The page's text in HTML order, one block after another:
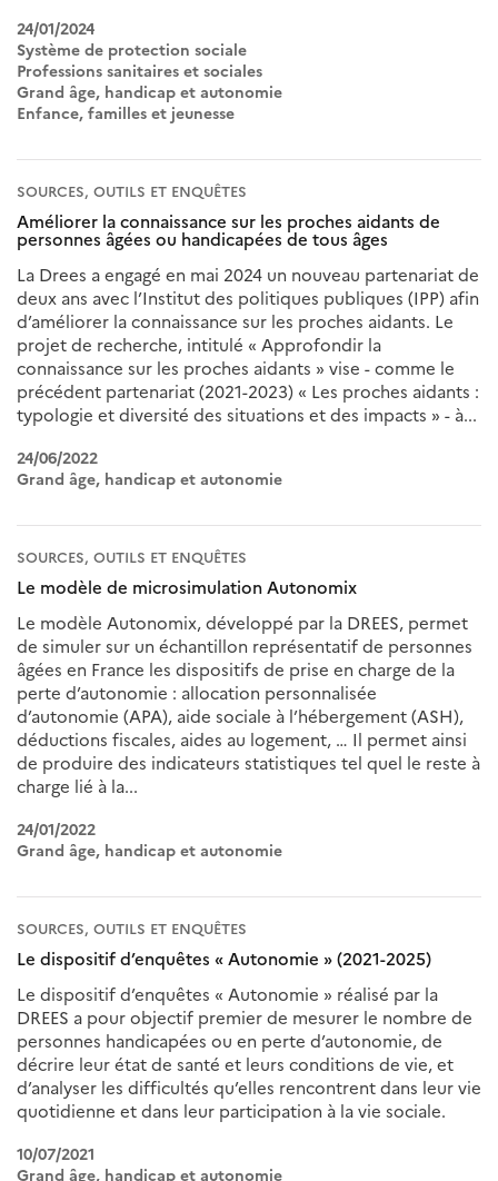
24/01/2024
Système de protection sociale
Professions sanitaires et sociales
Grand âge, handicap et autonomie
Enfance, familles et jeunesse
SOURCES, OUTILS ET ENQUÊTES
Améliorer la connaissance sur les proches aidants de
personnes âgées ou handicapées de tous âges
La Drees a engagé en mai 2024 un nouveau partenariat de
deux ans avec l’Institut des politiques publiques (IPP) afin
d’améliorer la connaissance sur les proches aidants. Le
projet de recherche, intitulé « Approfondir la
connaissance sur les proches aidants » vise - comme le
précédent partenariat (2021-2023) « Les proches aidants :
typologie et diversité des situations et des impacts » - à...
24/06/2022
Grand âge, handicap et autonomie
SOURCES, OUTILS ET ENQUÊTES
Le modèle de microsimulation Autonomix
Le modèle Autonomix, développé par la DREES, permet
de simuler sur un échantillon représentatif de personnes
âgées en France les dispositifs de prise en charge de la
perte d’autonomie : allocation personnalisée
d’autonomie (APA), aide sociale à l’hébergement (ASH),
déductions fiscales, aides au logement, … Il permet ainsi
de produire des indicateurs statistiques tel quel le reste à
charge lié à la...
24/01/2022
Grand âge, handicap et autonomie
SOURCES, OUTILS ET ENQUÊTES
Le dispositif d’enquêtes « Autonomie » (2021-2025)
Le dispositif d’enquêtes « Autonomie » réalisé par la
DREES a pour objectif premier de mesurer le nombre de
personnes handicapées ou en perte d’autonomie, de
décrire leur état de santé et leurs conditions de vie, et
d’analyser les difficultés qu’elles rencontrent dans leur vie
quotidienne et dans leur participation à la vie sociale.
10/07/2021